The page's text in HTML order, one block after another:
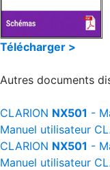
Télécharger >
Autres documents
CLARION NX501 -
Manuel utilisateur
CLARION NX501 -
Manuel utilisateur